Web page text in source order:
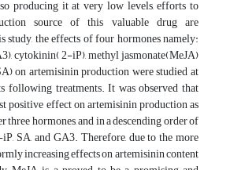
producing it at very low levels, efforts to
source of this valuable drug are
study, the effects of four hormones namely:
cytokinin( 2-iP), methyl jasmonate(MeJA)
on artemisinin production were studied at
following treatments. It was observed that
positive effect on artemisinin production as
three hormones, and in a descending order of
SA, and GA3. Therefore, due to the more
increasing effects on artemisinin content